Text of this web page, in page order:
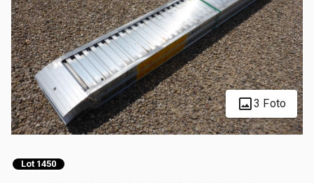
3 Foto
Lot 1450